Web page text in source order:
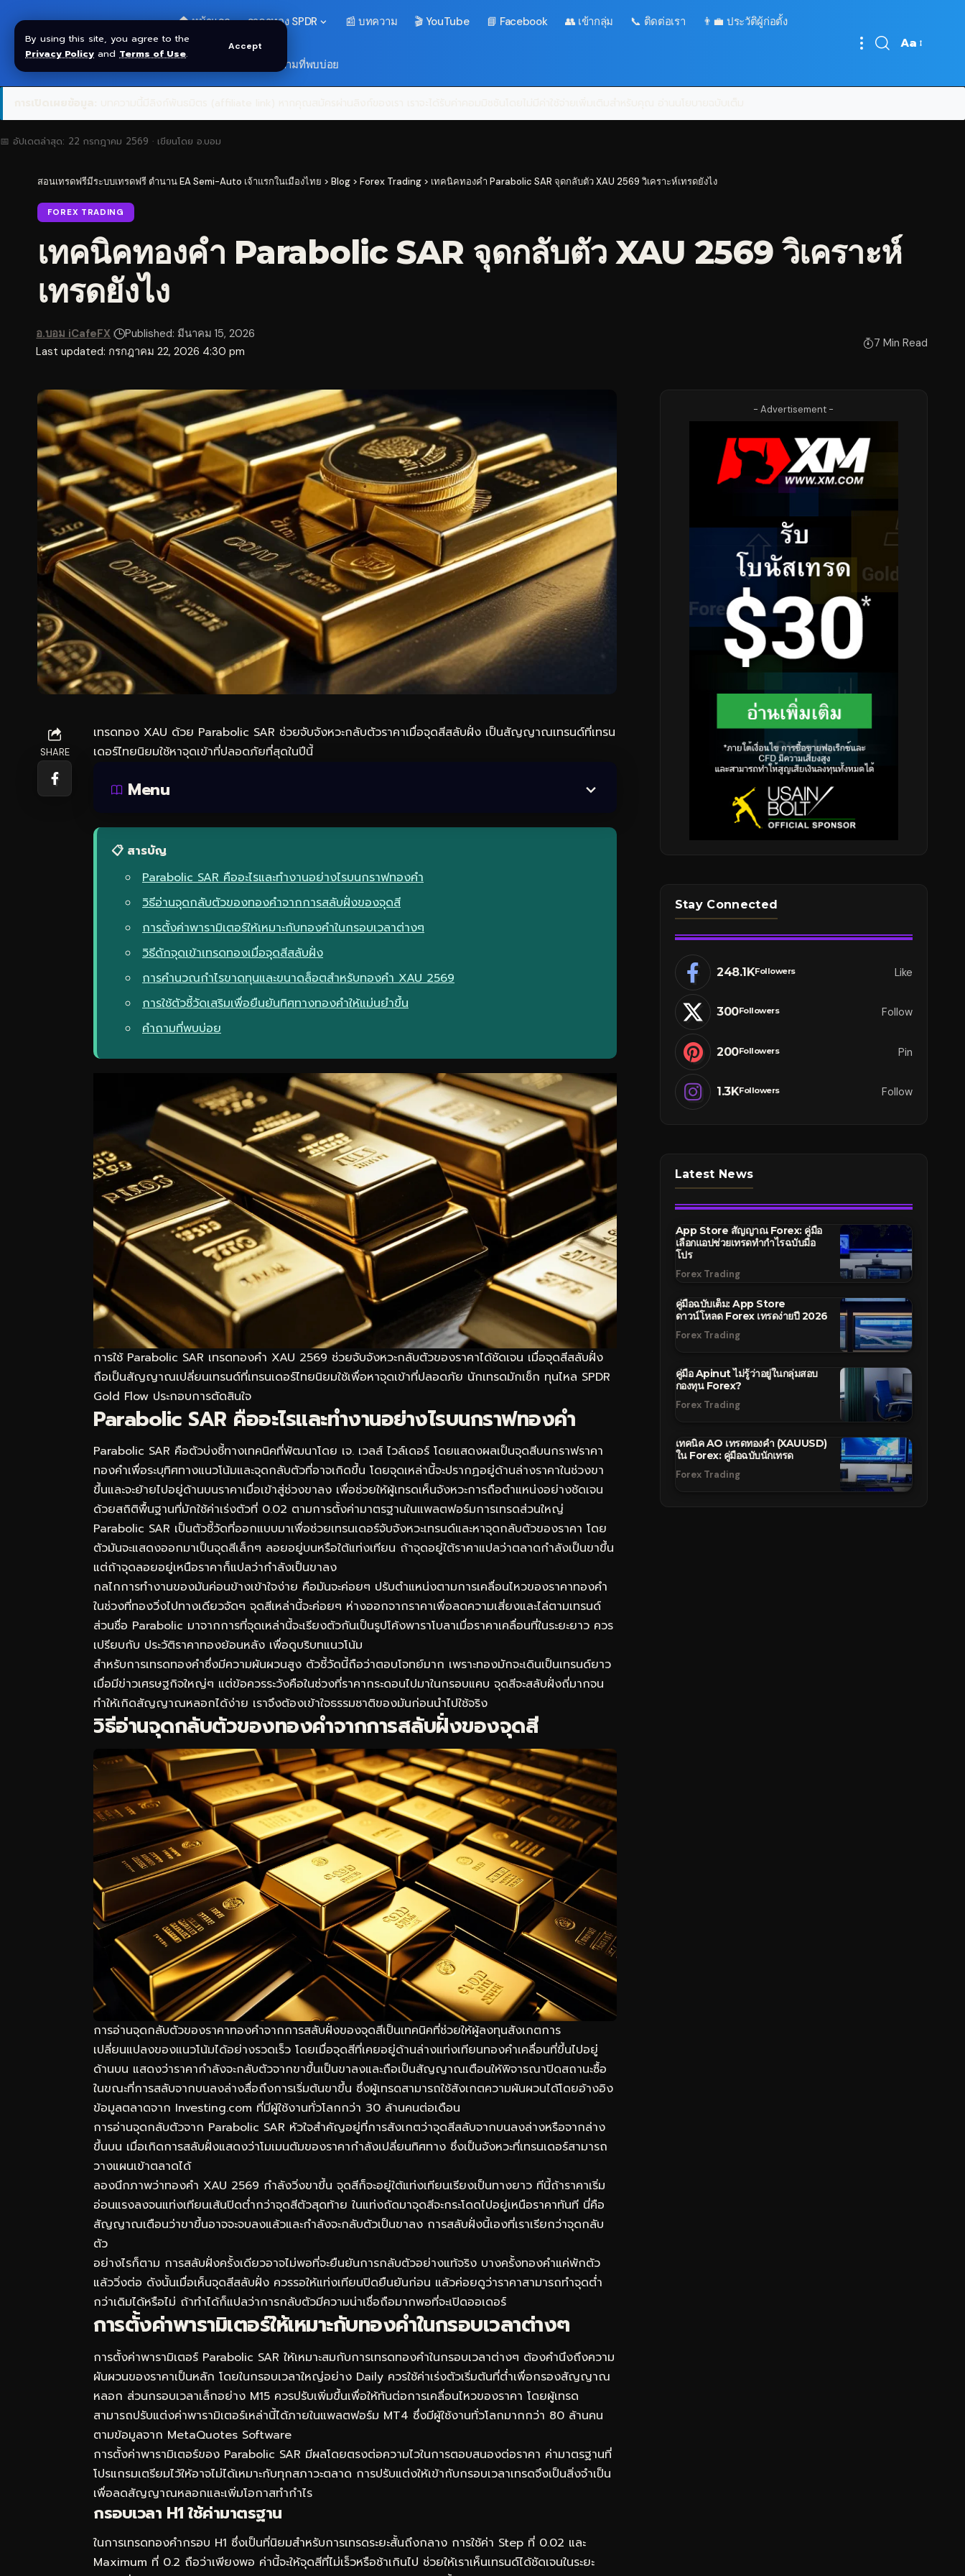
By using this site, you agree to the
Privacy Policy and Terms of Use.
Accept
🏠 หน้าแรก ราคาทอง SPDR 📰 บทความ 🎬 YouTube 📘 Facebook 👥 เข้ากลุ่ม 📞 ติดต่อเรา 👨‍💼 ประวัติผู้ก่อตั้ง
❓ คำถามที่พบบ่อย
Font
Aa
📅 อัปเดตล่าสุด: 22 กรกฎาคม 2569 · เขียนโดย อ.บอม
สอนเทรดฟรีมีระบบเทรดฟรี ตำนาน EA Semi-Auto เจ้าแรกในเมืองไทย > Blog > Forex Trading > เทคนิคทองคำ Parabolic SAR จุดกลับตัว XAU 2569 วิเคราะห์เทรดยังไง
FOREX TRADING
เทคนิคทองคำ Parabolic SAR จุดกลับตัว XAU 2569 วิเคราะห์
เทรดยังไง
Last updated: กรกฎาคม 22, 2026 4:30 pm
อ.บอม iCafeFX Published: มีนาคม 15, 2026
7 Min Read
SHARE
เทรดทอง XAU ด้วย Parabolic SAR ช่วยจับจังหวะกลับตัวราคาเมื่อจุดสีสลับฝั่ง เป็นสัญญาณเทรนด์ที่เทรน
เดอร์ไทยนิยมใช้หาจุดเข้าที่ปลอดภัยที่สุดในปีนี้
Menu
📋 สารบัญ
Parabolic SAR คืออะไรและทำงานอย่างไรบนกราฟทองคำ
วิธีอ่านจุดกลับตัวของทองคำจากการสลับฝั่งของจุดสี
การตั้งค่าพารามิเตอร์ให้เหมาะกับทองคำในกรอบเวลาต่างๆ
วิธีดักจุดเข้าเทรดทองเมื่อจุดสีสลับฝั่ง
การคำนวณกำไรขาดทุนและขนาดล็อตสำหรับทองคำ XAU 2569
การใช้ตัวชี้วัดเสริมเพื่อยืนยันทิศทางทองคำให้แม่นยำขึ้น
คำถามที่พบบ่อย
การใช้ Parabolic SAR เทรดทองคำ XAU 2569 ช่วยจับจังหวะกลับตัวของราคาได้ชัดเจน เมื่อจุดสีสลับฝั่ง
ถือเป็นสัญญาณเปลี่ยนเทรนด์ที่เทรนเดอร์ไทยนิยมใช้เพื่อหาจุดเข้าที่ปลอดภัย นักเทรดมักเช็ก ทุนไหล SPDR
Gold Flow ประกอบการตัดสินใจ
Parabolic SAR คืออะไรและทำงานอย่างไรบนกราฟทองคำ
Parabolic SAR คือตัวบ่งชี้ทางเทคนิคที่พัฒนาโดย เจ. เวลส์ ไวล์เดอร์ โดยแสดงผลเป็นจุดสีบนกราฟราคา
ทองคำเพื่อระบุทิศทางแนวโน้มและจุดกลับตัวที่อาจเกิดขึ้น โดยจุดเหล่านี้จะปรากฏอยู่ด้านล่างราคาในช่วงขา
ขึ้นและจะย้ายไปอยู่ด้านบนราคาเมื่อเข้าสู่ช่วงขาลง เพื่อช่วยให้ผู้เทรดเห็นจังหวะการถือตำแหน่งอย่างชัดเจน
ด้วยสถิติพื้นฐานที่มักใช้ค่าเร่งตัวที่ 0.02 ตามการตั้งค่ามาตรฐานในแพลตฟอร์มการเทรดส่วนใหญ่
Parabolic SAR เป็นตัวชี้วัดที่ออกแบบมาเพื่อช่วยเทรนเดอร์จับจังหวะเทรนด์และหาจุดกลับตัวของราคา โดย
ตัวมันจะแสดงออกมาเป็นจุดสีเล็กๆ ลอยอยู่บนหรือใต้แท่งเทียน ถ้าจุดอยู่ใต้ราคาแปลว่าตลาดกำลังเป็นขาขึ้น
แต่ถ้าจุดลอยอยู่เหนือราคาก็แปลว่ากำลังเป็นขาลง
กลไกการทำงานของมันค่อนข้างเข้าใจง่าย คือมันจะค่อยๆ ปรับตำแหน่งตามการเคลื่อนไหวของราคาทองคำ
ในช่วงที่ทองวิ่งไปทางเดียวจัดๆ จุดสีเหล่านี้จะค่อยๆ ห่างออกจากราคาเพื่อลดความเสี่ยงและไล่ตามเทรนด์
ส่วนชื่อ Parabolic มาจากการที่จุดเหล่านี้จะเรียงตัวกันเป็นรูปโค้งพาราโบลาเมื่อราคาเคลื่อนที่ในระยะยาว ควร
เปรียบกับ ประวัติราคาทองย้อนหลัง เพื่อดูบริบทแนวโน้ม
สำหรับการเทรดทองคำซึ่งมีความผันผวนสูง ตัวชี้วัดนี้ถือว่าตอบโจทย์มาก เพราะทองมักจะเดินเป็นเทรนด์ยาว
เมื่อมีข่าวเศรษฐกิจใหญ่ๆ แต่ข้อควรระวังคือในช่วงที่ราคากระดอนไปมาในกรอบแคบ จุดสีจะสลับฝั่งถี่มากจน
ทำให้เกิดสัญญาณหลอกได้ง่าย เราจึงต้องเข้าใจธรรมชาติของมันก่อนนำไปใช้จริง
วิธีอ่านจุดกลับตัวของทองคำจากการสลับฝั่งของจุดสี
การอ่านจุดกลับตัวของราคาทองคำจากการสลับฝั่งของจุดสีเป็นเทคนิคที่ช่วยให้ผู้ลงทุนสังเกตการ
เปลี่ยนแปลงของแนวโน้มได้อย่างรวดเร็ว โดยเมื่อจุดสีที่เคยอยู่ด้านล่างแท่งเทียนทองคำเคลื่อนที่ขึ้นไปอยู่
ด้านบน แสดงว่าราคากำลังจะกลับตัวจากขาขึ้นเป็นขาลงและถือเป็นสัญญาณเตือนให้พิจารณาปิดสถานะซื้อ
ในขณะที่การสลับจากบนลงล่างสื่อถึงการเริ่มต้นขาขึ้น ซึ่งผู้เทรดสามารถใช้สังเกตความผันผวนได้โดยอ้างอิง
ข้อมูลตลาดจาก Investing.com ที่มีผู้ใช้งานทั่วโลกกว่า 30 ล้านคนต่อเดือน
การอ่านจุดกลับตัวจาก Parabolic SAR หัวใจสำคัญอยู่ที่การสังเกตว่าจุดสีสลับจากบนลงล่างหรือจากล่าง
ขึ้นบน เมื่อเกิดการสลับฝั่งแสดงว่าโมเมนตัมของราคากำลังเปลี่ยนทิศทาง ซึ่งเป็นจังหวะที่เทรนเดอร์สามารถ
วางแผนเข้าตลาดได้
ลองนึกภาพว่าทองคำ XAU 2569 กำลังวิ่งขาขึ้น จุดสีก็จะอยู่ใต้แท่งเทียนเรียงเป็นทางยาว ทีนี้ถ้าราคาเริ่ม
อ่อนแรงลงจนแท่งเทียนเส้นปิดต่ำกว่าจุดสีตัวสุดท้าย ในแท่งถัดมาจุดสีจะกระโดดไปอยู่เหนือราคาทันที นี่คือ
สัญญาณเตือนว่าขาขึ้นอาจจะจบลงแล้วและกำลังจะกลับตัวเป็นขาลง การสลับฝั่งนี้เองที่เราเรียกว่าจุดกลับ
ตัว
อย่างไรก็ตาม การสลับฝั่งครั้งเดียวอาจไม่พอที่จะยืนยันการกลับตัวอย่างแท้จริง บางครั้งทองคำแค่พักตัว
แล้ววิ่งต่อ ดังนั้นเมื่อเห็นจุดสีสลับฝั่ง ควรรอให้แท่งเทียนปิดยืนยันก่อน แล้วค่อยดูว่าราคาสามารถทำจุดต่ำ
กว่าเดิมได้หรือไม่ ถ้าทำได้ก็แปลว่าการกลับตัวมีความน่าเชื่อถือมากพอที่จะเปิดออเดอร์
การตั้งค่าพารามิเตอร์ให้เหมาะกับทองคำในกรอบเวลาต่างๆ
การตั้งค่าพารามิเตอร์ Parabolic SAR ให้เหมาะสมกับการเทรดทองคำในกรอบเวลาต่างๆ ต้องคำนึงถึงความ
ผันผวนของราคาเป็นหลัก โดยในกรอบเวลาใหญ่อย่าง Daily ควรใช้ค่าเร่งตัวเริ่มต้นที่ต่ำเพื่อกรองสัญญาณ
หลอก ส่วนกรอบเวลาเล็กอย่าง M15 ควรปรับเพิ่มขึ้นเพื่อให้ทันต่อการเคลื่อนไหวของราคา โดยผู้เทรด
สามารถปรับแต่งค่าพารามิเตอร์เหล่านี้ได้ภายในแพลตฟอร์ม MT4 ซึ่งมีผู้ใช้งานทั่วโลกมากกว่า 80 ล้านคน
ตามข้อมูลจาก MetaQuotes Software
การตั้งค่าพารามิเตอร์ของ Parabolic SAR มีผลโดยตรงต่อความไวในการตอบสนองต่อราคา ค่ามาตรฐานที่
โปรแกรมเตรียมไว้ให้อาจไม่ได้เหมาะกับทุกสภาวะตลาด การปรับแต่งให้เข้ากับกรอบเวลาเทรดจึงเป็นสิ่งจำเป็น
เพื่อลดสัญญาณหลอกและเพิ่มโอกาสทำกำไร
กรอบเวลา H1 ใช้ค่ามาตรฐาน
ในการเทรดทองคำกรอบ H1 ซึ่งเป็นที่นิยมสำหรับการเทรดระยะสั้นถึงกลาง การใช้ค่า Step ที่ 0.02 และ
Maximum ที่ 0.2 ถือว่าเพียงพอ ค่านี้จะให้จุดสีที่ไม่เร็วหรือช้าเกินไป ช่วยให้เราเห็นเทรนด์ได้ชัดเจนในระยะ
- Advertisement -
Stay Connected
248.1KFollowers Like
300Followers Follow
200Followers Pin
1.3KFollowers Follow
Latest News
App Store สัญญาณ Forex: คู่มือ
เลือกแอปช่วยเทรดทำกำไรฉบับมือ
โปร
Forex Trading
คู่มือฉบับเต็ม: App Store
ดาวน์โหลด Forex เทรดง่ายปี 2026
Forex Trading
คู่มือ Apinut ไม่รู้ว่าอยู่ในกลุ่มสอบ
กองทุน Forex?
Forex Trading
เทคนิค AO เทรดทองคำ (XAUUSD)
ใน Forex: คู่มือฉบับนักเทรด
Forex Trading